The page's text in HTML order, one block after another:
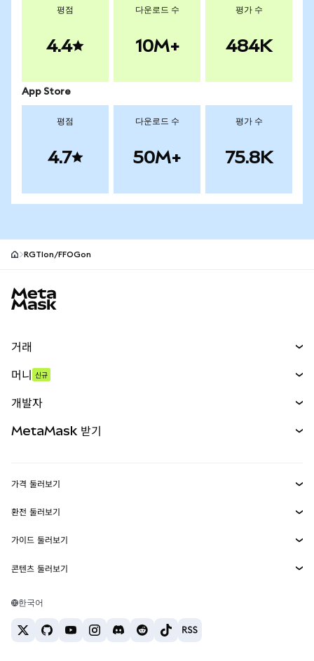
평점
4.4
다운로드 수
10M+
평가 수
484K
App Store
평점
4.7
다운로드 수
50M+
평가 수
75.8K
RGTIon/FFOGon
거래
무기한 선물
실물자산
머니 신규
개발자
MetaMask Connect
Snaps
웹3 서비스
MetaMask 받기
보안
고객 지원
채용
가격 둘러보기
이더리움 가격
솔라나 가격
테더 가격
환전 둘러보기
ETH를 USD로 환전
USDT를 INR로 환전
BTC를 INR로 환전
ETH를 USDT로 환전
가이드 둘러보기
ETH 매수
USDT 매수
콘텐츠 둘러보기
솔라나 지갑
한국어